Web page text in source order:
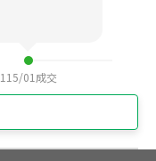
115/01 成交